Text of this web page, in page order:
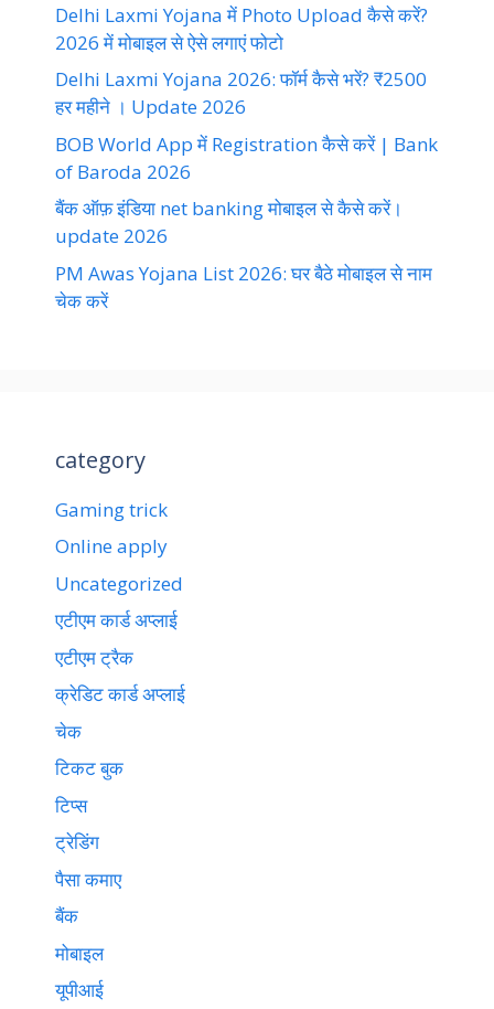
Delhi Laxmi Yojana में Photo Upload कैसे करें?
2026 में मोबाइल से ऐसे लगाएं फोटो
Delhi Laxmi Yojana 2026: फॉर्म कैसे भरें? ₹2500
हर महीने । Update 2026
BOB World App में Registration कैसे करें | Bank
of Baroda 2026
बैंक ऑफ़ इंडिया net banking मोबाइल से कैसे करें।
update 2026
PM Awas Yojana List 2026: घर बैठे मोबाइल से नाम
चेक करें
category
Gaming trick
Online apply
Uncategorized
एटीएम कार्ड अप्लाई
एटीएम ट्रैक
क्रेडिट कार्ड अप्लाई
चेक
टिकट बुक
टिप्स
ट्रेडिंग
पैसा कमाए
बैंक
मोबाइल
यूपीआई